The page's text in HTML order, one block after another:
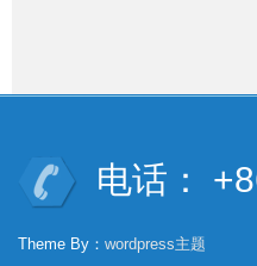
电话：
Theme By： wordpress主题